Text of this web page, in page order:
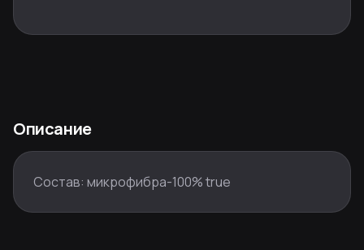
Описание
Состав: микрофибра-100% true